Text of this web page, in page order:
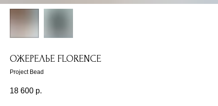
ОЖЕРЕЛЬЕ FLORENCE
Project Bead
18 600 р.